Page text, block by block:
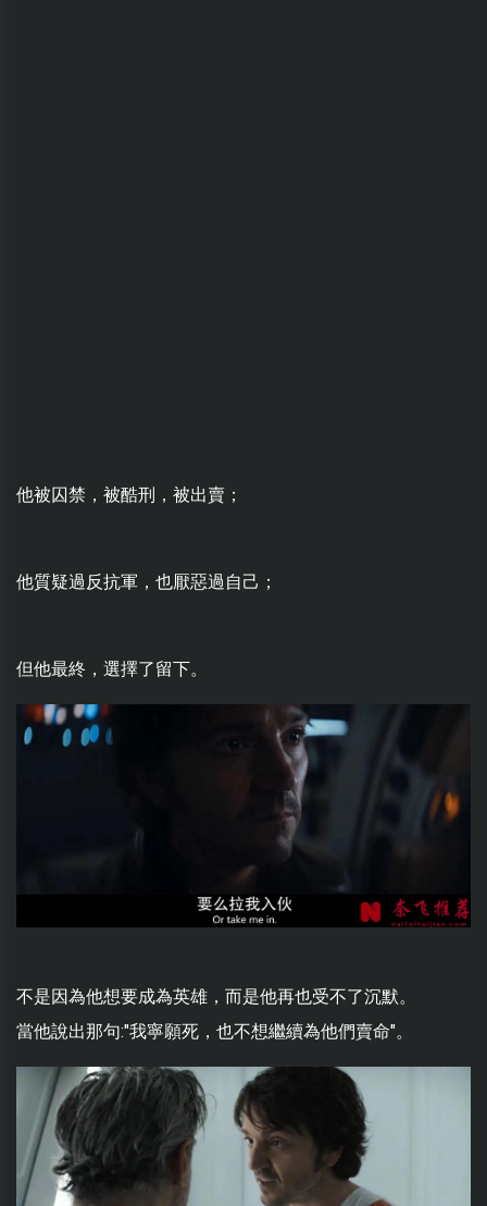
他被囚禁，被酷刑，被出賣；
他質疑過反抗軍，也厭惡過自己；
但他最終，選擇了留下。
不是因為他想要成為英雄，而是他再也受不了沉默。
當他說出那句:"我寧願死，也不想繼續為他們賣命"。